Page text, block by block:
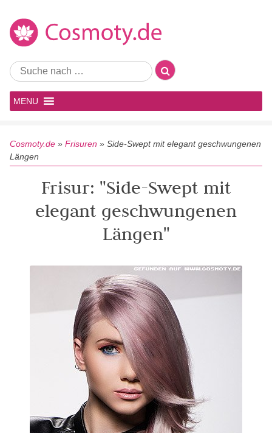
MENU
Cosmoty.de » Frisuren » Side-Swept mit elegant geschwungenen
Längen
Frisur: "Side-Swept mit
elegant geschwungenen
Längen"